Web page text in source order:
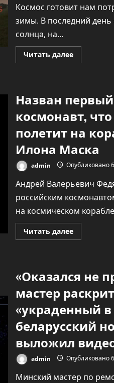
Космос готовит нам
зимы. В последний день
солнца, на...
Читать далееПрочитать
больше
28
февраля:
как
увидеть
шесть
небесных
тел
глазом
Назван
космонавт,
полетит на
Илона Маска
admin Опубликовано
Андрей Валерьевич
российским
на космическом
Читать далееПрочитать
больше
что
второй
раз
полетит
на
корабле
Crew
Илона
Маска
«Оказался не
мастер
«украденный в
беларусский
выложил
admin Опубликовано
Минский мастер по